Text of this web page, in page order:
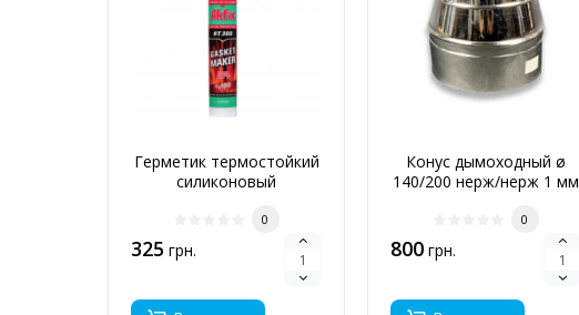
Герметик термостойкий
силиконовый
0
325 грн.
Конус дымоходный ø
140/200 нерж/нерж 1 мм
0
800 грн.